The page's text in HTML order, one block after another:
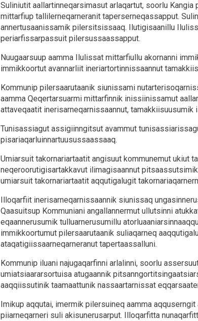
Suliniutit aallartinneqarsimasut arlaqartut, soorlu
mittarfiup tallilerneqarneranit taperserneqassapput.
annertusaanissamik pilersitsissaaq. Ilutigisaanillu
periarfissarpassuit pilersussaassapput.
Nuugaarsuup aamma Ilulissat mittarfiullu akornanni
immikkoortut avannarliit ineriartortinnissaannut
Kommunip pilersaarutaanik siunissami
aamma Qeqertarsuarmi mittarfinnik inissiinissamut
attaveqaatit inerisarneqarnissaannut,
Tunisassiagut assigiinngitsut avammut
pisariaqarluinnartuusussaassaaq.
Umiarsuit takornariartaatit angisuut kommunemut ukiut
neqeroorutigisartakkavut ilimagisaannut
umiarsuit takornariartaatit aqqutigalugit
Illoqarfiit inerisarneqarnissaannik siunissaq
Qaasuitsup Kommuniani angallannermut ullutsinni
eqaannerusumik tulluarnerusumillu
immikkoortumut pilersaarutaanik suliaqarneq
ataqatigiissaarneqarneranut tapertaassalluni.
Kommunip iluani najugaqarfinni arlalinni, soorlu
umiatsiaararsortuisa atugaannik
aaqqiissutinik taamaattunik nassaartarnissat
Imikup aqqutai, imermik pilersuineq aamma
piiarneqarneri suli akisunerusarput. Illoqarfitta